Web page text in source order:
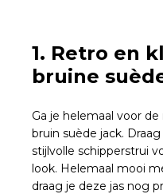
1. Retro en
bruine
Ga je helemaal voor
bruin suède jack.
stijlvolle schipperstrui
look. Helemaal mooi
draag je deze jas nog